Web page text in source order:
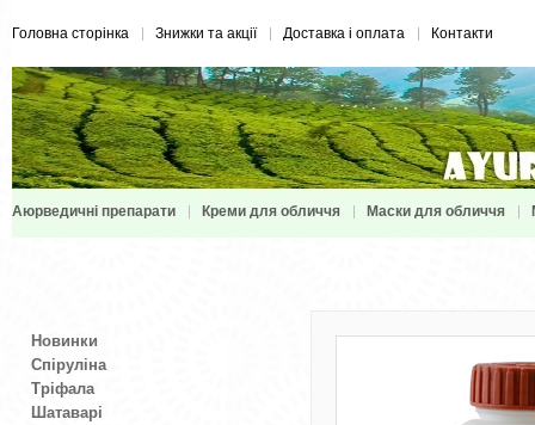
Головна сторінка Знижки та акції Доставка і оплата Контакти
Аюрведичні препарати Креми для обличчя Маски для обличчя
Новинки
Спіруліна
Тріфала
Шатаварі